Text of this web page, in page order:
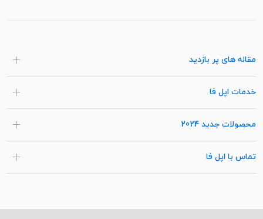
مقاله های پر بازدید
خدمات اپل فا
محصولات جدید 2024
تماس با اپل فا